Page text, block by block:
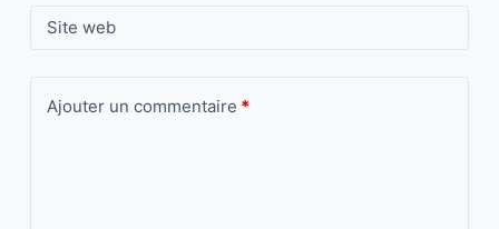
Site web
Ajouter un commentaire *